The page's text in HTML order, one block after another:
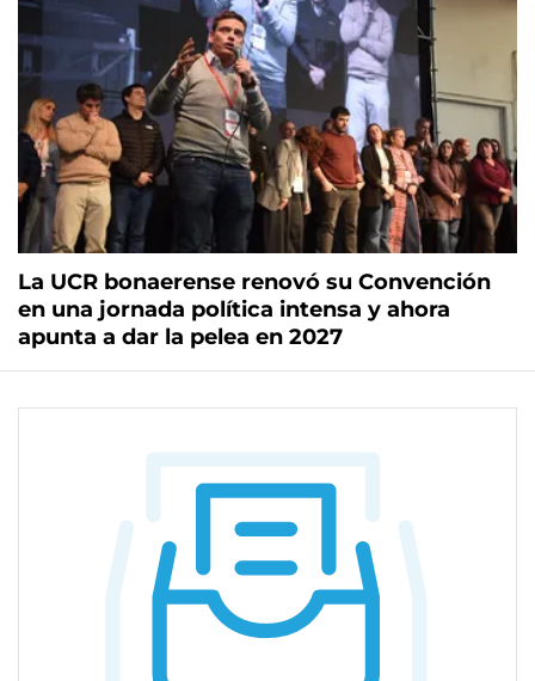
La UCR bonaerense renovó su Convención
en una jornada política intensa y ahora
apunta a dar la pelea en 2027